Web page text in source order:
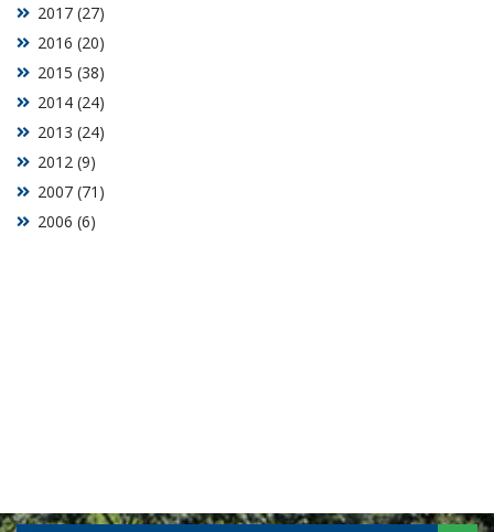
2006 (6)
2007 (71)
2012 (9)
2013 (24)
2014 (24)
2015 (38)
2016 (20)
2017 (27)